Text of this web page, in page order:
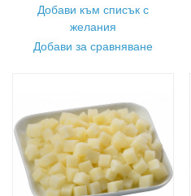
Добави към списък с
желания
Добави за сравняване